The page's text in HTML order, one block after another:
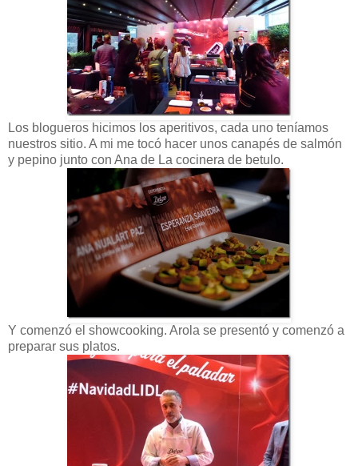
Los blogueros hicimos los aperitivos, cada uno teníamos
nuestros sitio. A mi me tocó hacer unos canapés de salmón
y pepino junto con Ana de La cocinera de betulo.
Y comenzó el showcooking. Arola se presentó y comenzó a
preparar sus platos.